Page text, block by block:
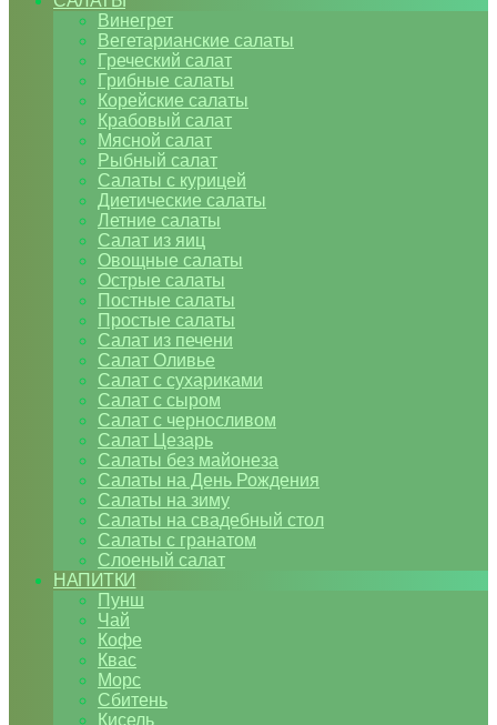
Винегрет
Вегетарианские салаты
Греческий салат
Грибные салаты
Корейские салаты
Крабовый салат
Мясной салат
Рыбный салат
Салаты с курицей
Диетические салаты
Летние салаты
Салат из яиц
Овощные салаты
Острые салаты
Постные салаты
Простые салаты
Салат из печени
Салат Оливье
Салат с сухариками
Салат с сыром
Салат с черносливом
Салат Цезарь
Салаты без майонеза
Салаты на День Рождения
Салаты на зиму
Салаты на свадебный стол
Салаты с гранатом
Слоеный салат
НАПИТКИ
Пунш
Чай
Кофе
Квас
Морс
Сбитень
Кисель